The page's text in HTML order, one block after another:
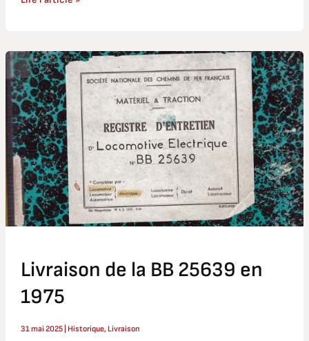
Livraison de la BB 25639 en
1975
31 mai 2025 Historique, Livraison
Livraison
de
la
BB
25639
en
1975